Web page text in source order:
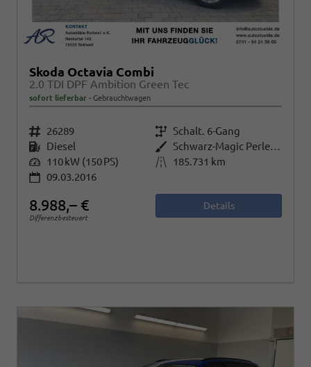
Skoda Octavia Combi
2.0 TDI DPF Ambition Green Tec
sofort lieferbar Gebrauchtwagen
Fahrzeugnr. 26289 Getriebe Schalt. 6-Gang
Kraftstoff Diesel Außenfarbe
Schwarz-Magic Perleffekt
Leistung 110 kW (150 PS) Kilometerstand
185.731 km
09.03.2016
8.988,– €
Differenzbesteuert
Details